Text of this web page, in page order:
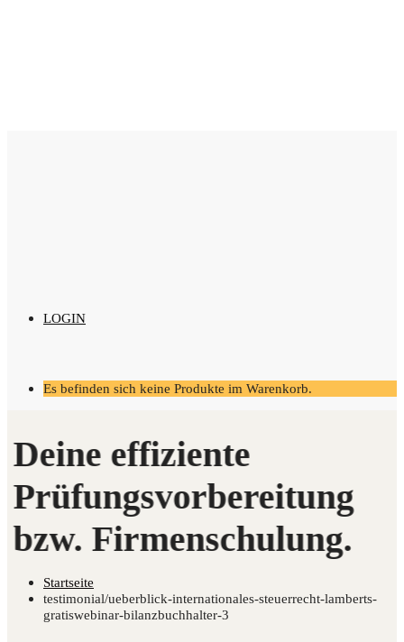
LOGIN
Es befinden sich keine Produkte im Warenkorb.
Startseite
testimonial/ueberblick-internationales-steuerrecht-lamberts-
gratiswebinar-bilanzbuchhalter-3